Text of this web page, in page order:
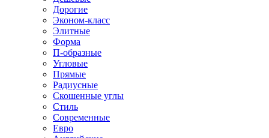
Дорогие
Эконом-класс
Элитные
Форма
П-образные
Угловые
Прямые
Радиусные
Скошенные углы
Стиль
Современные
Евро